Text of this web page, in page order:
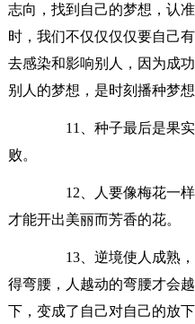
志向，找到自己的梦想，认
时，我们不仅仅仅仅要自己
去感染和影响别人，因为成
别人的梦想，是时刻播种梦想
11、种子最后是果实;
败。
12、人要像梅花一样
才能开出美丽而芳香的花。
13、逆境使人成熟，
得弯腰，人越动的弯腰才会
下，变成了自己对自己的放